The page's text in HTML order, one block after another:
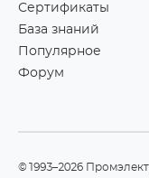
Сертификаты
База знаний
Популярное
Форум
©1993–2026